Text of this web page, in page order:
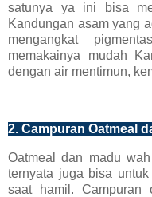
satunya ya ini bisa
Kandungan asam yang
mengangkat
memakainya mudah
dengan air mentimun,
2. Campuran Oatmeal
Oatmeal dan madu
ternyata juga bisa
saat hamil. Campuran